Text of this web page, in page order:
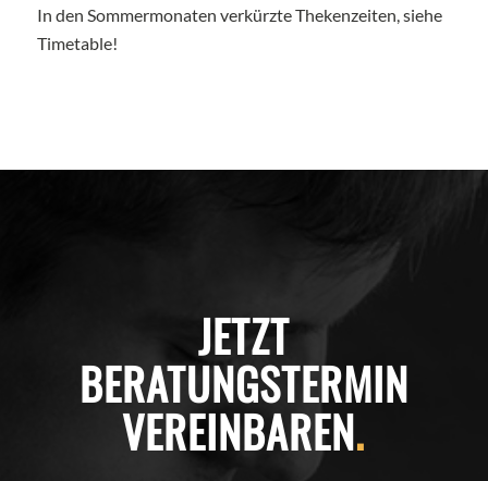
In den Sommermonaten verkürzte Thekenzeiten, siehe
Timetable!
JETZT
BERATUNGSTERMIN
VEREINBAREN.